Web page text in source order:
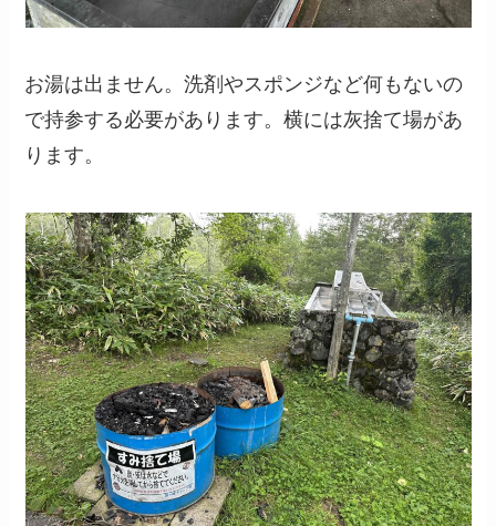
お湯は出ません。洗剤やスポンジなど何もないの
で持参する必要があります。横には灰捨て場があ
ります。